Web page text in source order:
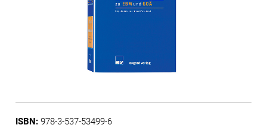
ISBN: 978-3-537-53499-6